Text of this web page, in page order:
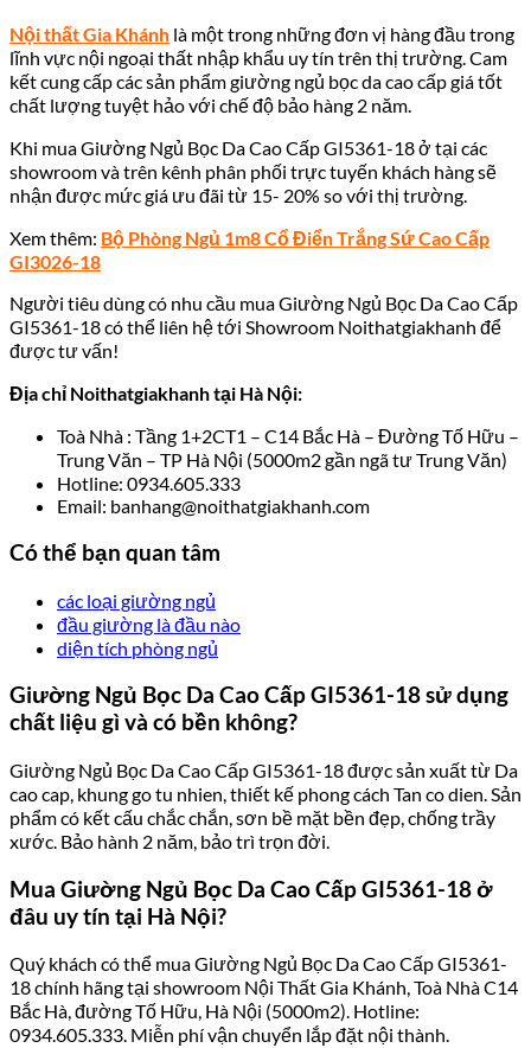
Nội thất Gia Khánh là một trong những đơn vị hàng đầu trong
lĩnh vực nội ngoại thất nhập khẩu uy tín trên thị trường. Cam
kết cung cấp các sản phẩm giường ngủ bọc da cao cấp giá tốt
chất lượng tuyệt hảo với chế độ bảo hàng 2 năm.
Khi muaGiường Ngủ Bọc Da Cao Cấp GI5361-18ở tại các
showroom và trên kênh phân phối trực tuyến khách hàng sẽ
nhận được mức giá ưu đãi từ 15- 20% so với thị trường.
Xem thêm: Bộ Phòng Ngủ 1m8 Cổ Điển Trắng Sứ Cao Cấp
GI3026-18
Người tiêu dùng có nhu cầu muaGiường Ngủ Bọc Da Cao Cấp
GI5361-18có thể liên hệ tới Showroom Noithatgiakhanh để
được tư vấn!
Địa chỉ Noithatgiakhanh tại Hà Nội:
Toà Nhà : Tầng 1+2CT1 – C14 Bắc Hà – Đường Tố Hữu –
Trung Văn – TP Hà Nội (5000m2 gần ngã tư Trung Văn)
Hotline: 0934.605.333
Email: banhang@noithatgiakhanh.com
Có thể bạn quan tâm
các loại giường ngủ
đầu giường là đầu nào
diện tích phòng ngủ
Giường Ngủ Bọc Da Cao Cấp GI5361-18 sử dụng
chất liệu gì và có bền không?
Giường Ngủ Bọc Da Cao Cấp GI5361-18 được sản xuất từ Da
cao cap, khung go tu nhien, thiết kế phong cách Tan co dien. Sản
phẩm có kết cấu chắc chắn, sơn bề mặt bền đẹp, chống trầy
xước. Bảo hành 2 năm, bảo trì trọn đời.
Mua Giường Ngủ Bọc Da Cao Cấp GI5361-18 ở
đâu uy tín tại Hà Nội?
Quý khách có thể mua Giường Ngủ Bọc Da Cao Cấp GI5361-
18 chính hãng tại showroom Nội Thất Gia Khánh, Toà Nhà C14
Bắc Hà, đường Tố Hữu, Hà Nội (5000m2). Hotline:
0934.605.333. Miễn phí vận chuyển lắp đặt nội thành.